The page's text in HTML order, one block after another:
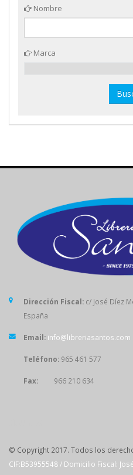
Nombre
Marca
Dirección Fiscal: c/ José Díez
España
Email: info@libreriasantos.com
Teléfono: 965 461 577
Fax: 966 210 634
© Copyright 2017. Todos los
CIF:B53955548 / Domicilio Fiscal: